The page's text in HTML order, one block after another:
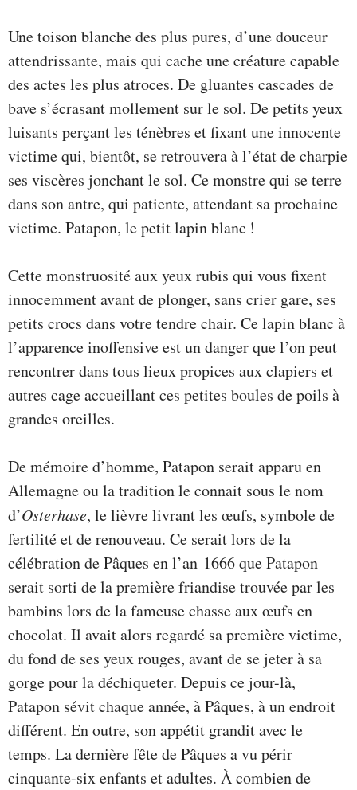
Une toison blanche des plus pures, d’une douceur
attendrissante, mais qui cache une créature capable
des actes les plus atroces. De gluantes cascades de
bave s’écrasant mollement sur le sol. De petits yeux
luisants perçant les ténèbres et fixant une innocente
victime qui, bientôt, se retrouvera à l’état de charpie
ses viscères jonchant le sol. Ce monstre qui se terre
dans son antre, qui patiente, attendant sa prochaine
victime. Patapon, le petit lapin blanc !
Cette monstruosité aux yeux rubis qui vous fixent
innocemment avant de plonger, sans crier gare, ses
petits crocs dans votre tendre chair. Ce lapin blanc à
l’apparence inoffensive est un danger que l’on peut
rencontrer dans tous lieux propices aux clapiers et
autres cage accueillant ces petites boules de poils à
grandes oreilles.
De mémoire d’homme, Patapon serait apparu en
Allemagne ou la tradition le connait sous le nom
d’Osterhase, le lièvre livrant les œufs, symbole de
fertilité et de renouveau. Ce serait lors de la
célébration de Pâques en l’an 1666 que Patapon
serait sorti de la première friandise trouvée par les
bambins lors de la fameuse chasse aux œufs en
chocolat. Il avait alors regardé sa première victime,
du fond de ses yeux rouges, avant de se jeter à sa
gorge pour la déchiqueter. Depuis ce jour-là,
Patapon sévit chaque année, à Pâques, à un endroit
différent. En outre, son appétit grandit avec le
temps. La dernière fête de Pâques a vu périr
cinquante-six enfants et adultes. À combien de